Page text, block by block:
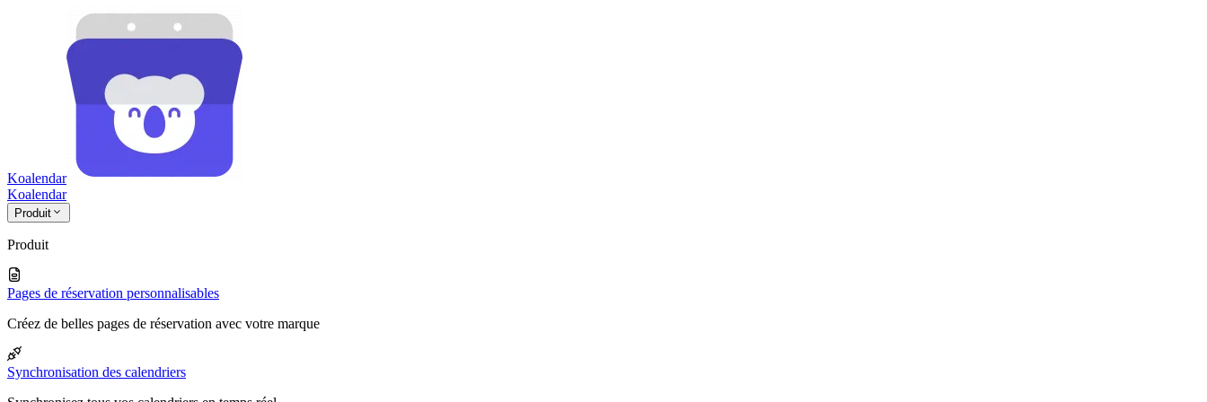
Koalendar
Koalendar
Produit
Produit
Pages de réservation personnalisables
Créez de belles pages de réservation avec votre marque
Synchronisation des calendriers